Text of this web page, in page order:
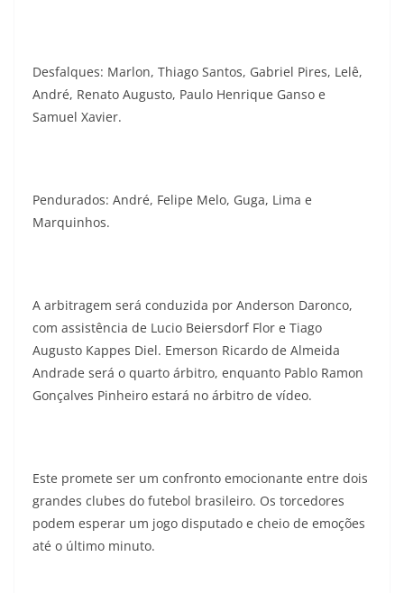
Desfalques: Marlon, Thiago Santos, Gabriel Pires, Lelê,
André, Renato Augusto, Paulo Henrique Ganso e
Samuel Xavier.
Pendurados: André, Felipe Melo, Guga, Lima e
Marquinhos.
A arbitragem será conduzida por Anderson Daronco,
com assistência de Lucio Beiersdorf Flor e Tiago
Augusto Kappes Diel. Emerson Ricardo de Almeida
Andrade será o quarto árbitro, enquanto Pablo Ramon
Gonçalves Pinheiro estará no árbitro de vídeo.
Este promete ser um confronto emocionante entre dois
grandes clubes do futebol brasileiro. Os torcedores
podem esperar um jogo disputado e cheio de emoções
até o último minuto.